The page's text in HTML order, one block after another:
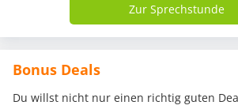
Zur Sprechstunde
Bonus Deals
Du willst nicht nur einen richtig guten